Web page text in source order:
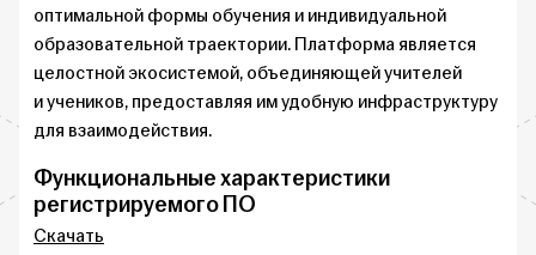
оптимальной формы обучения и индивидуальной
образовательной траектории. Платформа является
целостной экосистемой, объединяющей учителей
и учеников, предоставляя им удобную инфраструктуру
для взаимодействия.
Функциональные характеристики
регистрируемого ПО
Скачать